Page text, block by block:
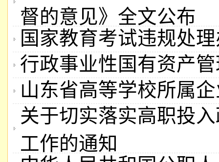
督的意见》全文公布
国家教育考试违规处
行政事业性国有资产
山东省高等学校所属
关于切实落实高职投
工作的通知